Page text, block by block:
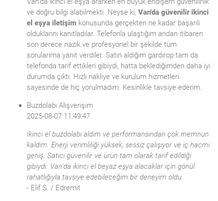
ve doğru bilgi alabilmekti. Neyse ki, Van'da güvenilir ikinci
el eşya iletişim konusunda gerçekten ne kadar başarılı
olduklarını kanıtladılar. Telefonla ulaştığım andan itibaren
son derece nazik ve profesyonel bir şekilde tüm
sorularıma yanıt verdiler. Satın aldığım gardırop tam da
telefonda tarif ettikleri gibiydi, hatta beklediğimden daha iyi
durumda çıktı. Hızlı nakliye ve kurulum hizmetleri
sayesinde de hiç yorulmadım. Kesinlikle tavsiye ederim.
Buzdolabı Alışverişim
2025-08-07 11:49:47
İkinci el buzdolabı aldım ve performansından çok memnun
kaldım. Enerji verimliliği yüksek, sessiz çalışıyor ve iç hacmi
geniş. Satıcı güvenilir ve ürün tam olarak tarif edildiği
gibiydi. Van'da ikinci el beyaz eşya alacaklar için gönül
rahatlığıyla tavsiye edebileceğim bir deneyim oldu.
- Elif S. / Edremit